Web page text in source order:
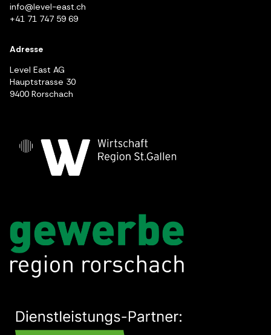
info@level-east.ch
+41 71 747 59 69
Adresse
Level East AG
Hauptstrasse 30
9400 Rorschach